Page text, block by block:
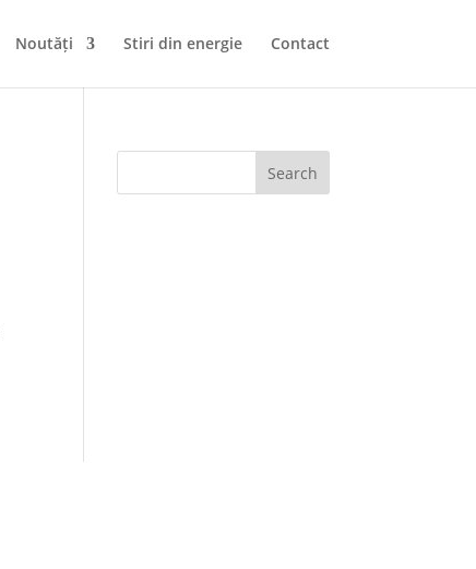
Noutăți Stiri din energie Contact
Search